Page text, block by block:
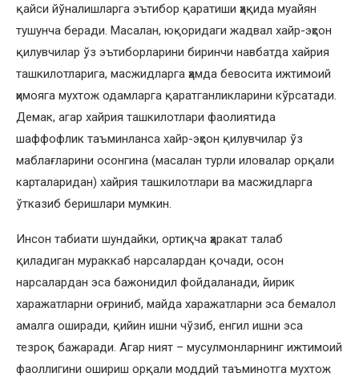
қайси йўналишларга эътибор қаратиши ҳақида муайян
тушунча беради. Масалан, юқоридаги жадвал хайр-эҳсон
қилувчилар ўз эътиборларини биринчи навбатда хайрия
ташкилотларига, масжидларга ҳамда бевосита ижтимоий
ҳимояга мухтож одамларга қаратганликларини кўрсатади.
Демак, агар хайрия ташкилотлари фаолиятида
шаффофлик таъминланса хайр-эҳсон қилувчилар ўз
маблағларини осонгина (масалан турли иловалар орқали
карталаридан) хайрия ташкилотлари ва масжидларга
ўтказиб беришлари мумкин.
Инсон табиати шундайки, ортиқча ҳаракат талаб
қиладиган мураккаб нарсалардан қочади, осон
нарсалардан эса бажонидил фойдаланади, йирик
харажатларни оғриниб, майда харажатларни эса бемалол
амалга оширади, қийин ишни чўзиб, енгил ишни эса
тезроқ бажаради. Агар ният – мусулмонларнинг ижтимоий
фаоллигини ошириш орқали моддий таъминотга мухтож